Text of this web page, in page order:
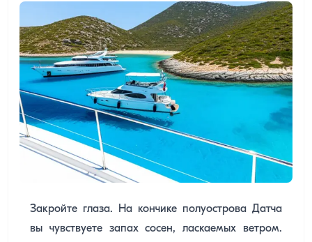
Закройте глаза. На кончике полуострова Датча
вы чувствуете запах сосен, ласкаемых ветром.